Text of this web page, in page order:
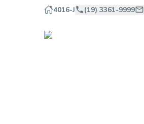
4016-J (19) 3361-9999